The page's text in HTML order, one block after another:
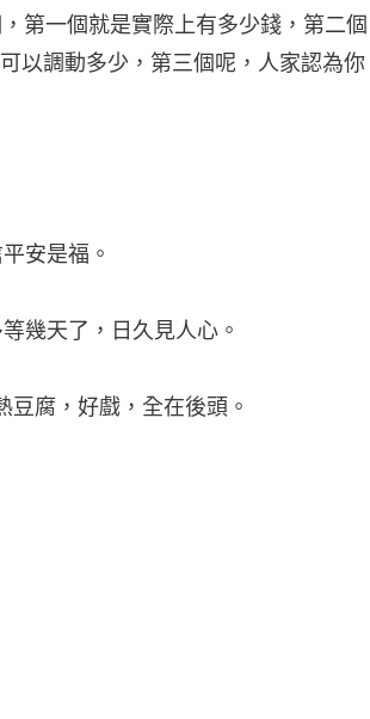
第一個就是實際上有多少錢，第二個
以調動多少，第三個呢，人家認為你
安是福。
幾天了，日久見人心。
腐，好戲，全在後頭。